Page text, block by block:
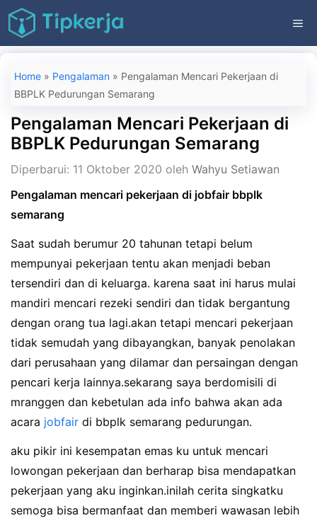
Langsung
ke
isi
Home » Pengalaman » Pengalaman Mencari Pekerjaan di
BBPLK Pedurungan Semarang
Pengalaman Mencari Pekerjaan di
BBPLK Pedurungan Semarang
Diperbarui: 11 Oktober 2020 oleh Wahyu Setiawan
Pengalaman mencari pekerjaan di jobfair bbplk
semarang
Saat sudah berumur 20 tahunan tetapi belum
mempunyai pekerjaan tentu akan menjadi beban
tersendiri dan di keluarga. karena saat ini harus mulai
mandiri mencari rezeki sendiri dan tidak bergantung
dengan orang tua lagi.akan tetapi mencari pekerjaan
tidak semudah yang dibayangkan, banyak penolakan
dari perusahaan yang dilamar dan persaingan dengan
pencari kerja lainnya.sekarang saya berdomisili di
mranggen dan kebetulan ada info bahwa akan ada
acara jobfair di bbplk semarang pedurungan.
aku pikir ini kesempatan emas ku untuk mencari
lowongan pekerjaan dan berharap bisa mendapatkan
pekerjaan yang aku inginkan.inilah cerita singkatku
semoga bisa bermanfaat dan memberi wawasan lebih